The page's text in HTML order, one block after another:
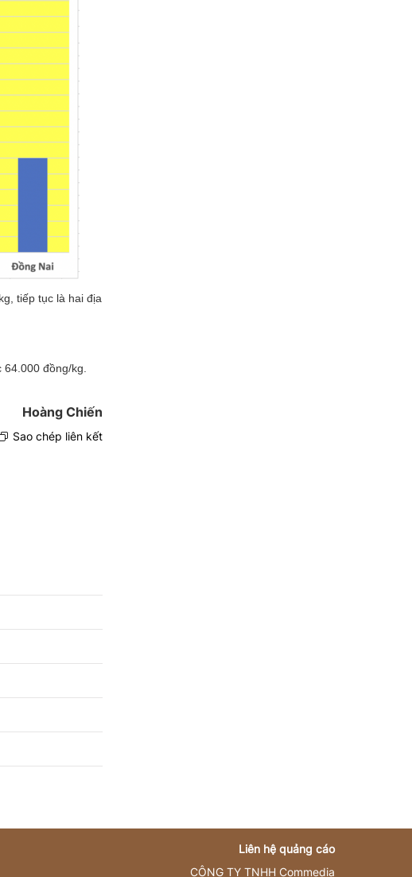
tiếp tục là hai địa
64.000 đồng/kg.
Hoàng Chiến
Sao chép liên kết
Liên hệ quảng cáo
CÔNG TY TNHH Commedia